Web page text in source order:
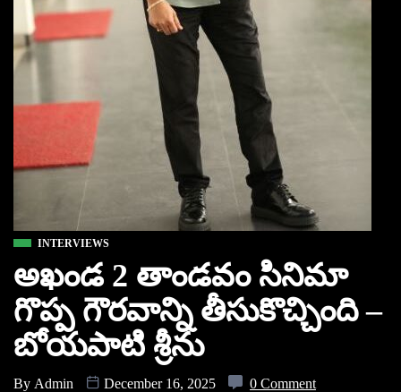
INTERVIEWS
అఖండ 2 తాండవం సినిమా
గొప్ప గౌరవాన్ని తీసుకొచ్చింది –
బోయపాటి శ్రీను
By Admin December 16, 2025 0 Comment